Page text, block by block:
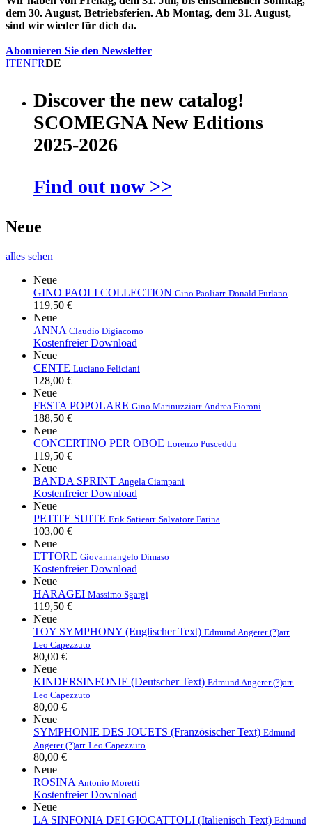
dem 30. August, Betriebsferien. Ab Montag, dem 31. August,
sind wir wieder für dich da.
Abonnieren Sie den Newsletter
ITENFRDE
Discover the new catalog!
SCOMEGNA New Editions
2025-2026
Find out now >>
Neue
alles sehen
Neue
GINO PAOLI COLLECTION Gino Paoliarr. Donald Furlano
119,50 €
Neue
ANNA Claudio Digiacomo
Kostenfreier Download
Neue
CENTE Luciano Feliciani
128,00 €
Neue
FESTA POPOLARE Gino Marinuzziarr. Andrea Fioroni
188,50 €
Neue
CONCERTINO PER OBOE Lorenzo Pusceddu
119,50 €
Neue
BANDA SPRINT Angela Ciampani
Kostenfreier Download
Neue
PETITE SUITE Erik Satiearr. Salvatore Farina
103,00 €
Neue
ETTORE Giovannangelo Dimaso
Kostenfreier Download
Neue
HARAGEI Massimo Sgargi
119,50 €
Neue
TOY SYMPHONY (Englischer Text) Edmund Angerer (?)arr.
Leo Capezzuto
80,00 €
Neue
KINDERSINFONIE (Deutscher Text) Edmund Angerer (?)arr.
Leo Capezzuto
80,00 €
Neue
SYMPHONIE DES JOUETS (Französischer Text) Edmund
Angerer (?)arr. Leo Capezzuto
80,00 €
Neue
ROSINA Antonio Moretti
Kostenfreier Download
Neue
LA SINFONIA DEI GIOCATTOLI (Italienisch Text) Edmund